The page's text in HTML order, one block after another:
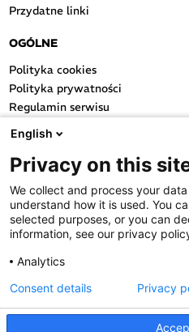
Przydatne linki
OGÓLNE
Polityka cookies
Polityka prywatności
Regulamin serwisu
Regulamin konkursu
Farmacja Play
Regulamin konkursu Lakcid
Regulamin konkursu Acard
Regulamin konkursu Biotebal
Regulamin konkursu Asmenol
Kontakt
PRODUKTY POLPHARMY
SOCIAL MEDIA
English
Privacy on this
We collect and process your
understand how it is used. You
selected purposes, or you can
information, see our privacy
Analytics
Consent details Privacy